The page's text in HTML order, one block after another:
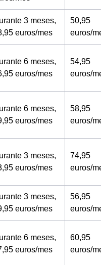
3 meses,
euros/mes
50,95
euros/
6 meses,
euros/mes
54,95
euros/
6 meses,
euros/mes
58,95
euros/
3 meses,
euros/mes
74,95
euros/
3 meses,
euros/mes
56,95
euros/
6 meses,
euros/mes
60,95
euros/